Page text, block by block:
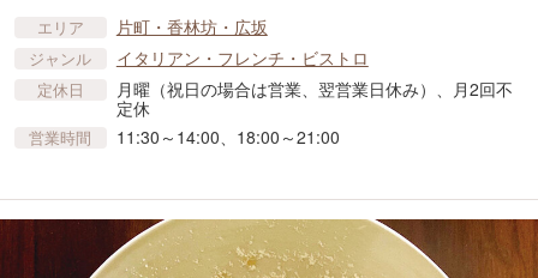
エリア 片町・香林坊・広坂
ジャンル イタリアン・フレンチ・ビストロ
定休日
月曜（祝日の場合は営業、翌営業日休み）、月2回不
定休
営業時間 11:30～14:00、18:00～21:00